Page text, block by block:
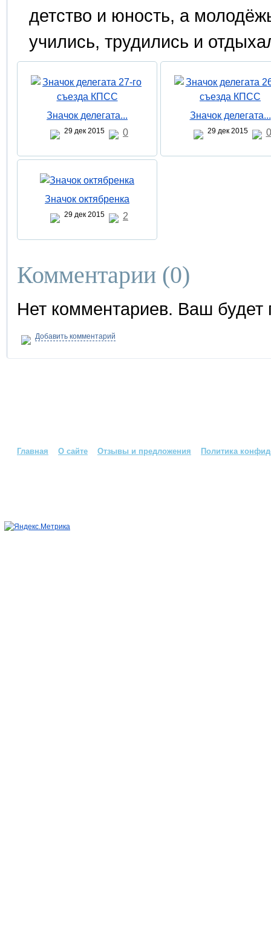
детство и юность, а
учились, трудились и
Значок делегата...
29 дек 2015 0
Значок делегата...
29 дек 2015 0
Значок октябренка
29 дек 2015 2
Комментарии (0)
Нет комментариев. Ваш
Добавить комментарий
Главная О сайте Отзывы и предложения Политика